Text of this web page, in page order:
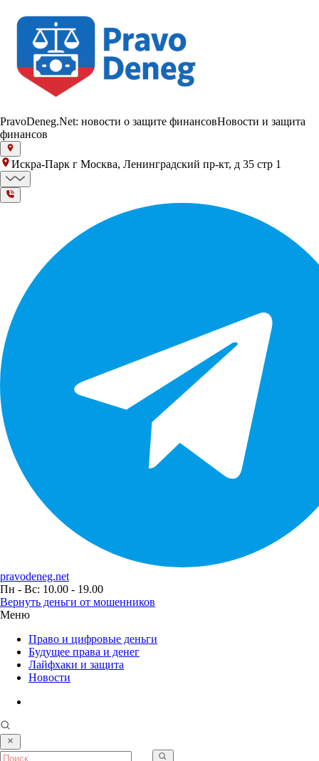
PravoDeneg.Net: новости о защите финансовНовости и защита
финансов
Искра-Парк г Москва, Ленинградский пр-кт, д 35 стр 1
pravodeneg.net
Пн - Вс: 10.00 - 19.00
Вернуть деньги от мошенников
Меню
Право и цифровые деньги
Будущее права и денег
Лайфхаки и защита
Новости